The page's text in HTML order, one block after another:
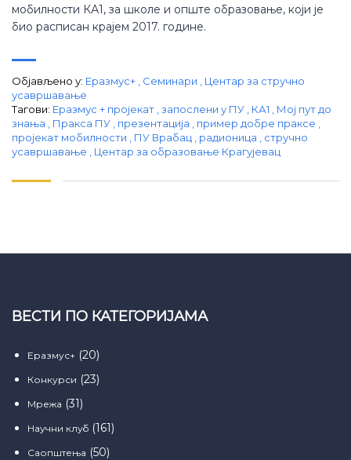
мобилности КА1, за школе и опште образовање, који је
био расписан крајем 2017. године.
Објављено у: Еразмус+ Семинари
Центар за стручно
усавршавање
Тагови: Еразмус + пројекат запослени у ПУ КА1
Мој пут до
знања
Пракса ПУ презентација пример добре праксе
пројекат мобилности
ПУ Врабац радионица
стручно
усавршавање
Центар за образовање Крагујевац
ВЕСТИ ПО КАТЕГОРИЈАМА
Еразмус+ (20)
Конкурси (23)
Мрежа (31)
Научни клуб (161)
Саопштења (50)